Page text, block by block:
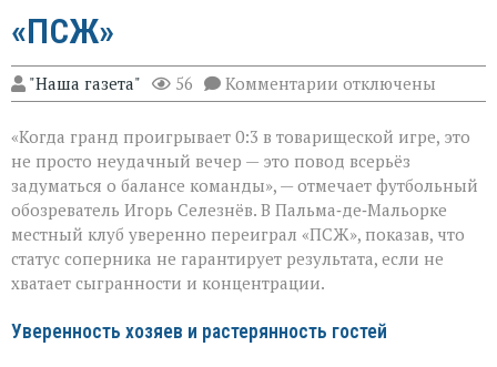
«ПСЖ»
"Наша газета" 56 Комментарии к
записи
сюрприз
в
Пальме:
«Мальорка»
преподала
урок
«ПСЖ»
отключены
«Когда гранд проигрывает 0:3 в товарищеской игре, это
не просто неудачный вечер — это повод всерьёз
задуматься о балансе команды», — отмечает футбольный
обозреватель Игорь Селезнёв. В Пальма‑де‑Мальорке
местный клуб уверенно переиграл «ПСЖ», показав, что
статус соперника не гарантирует результата, если не
хватает сыгранности и концентрации.
Уверенность хозяев и растерянность гостей